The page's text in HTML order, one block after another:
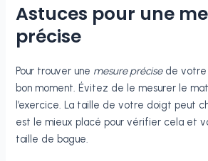
Astuces pour une
précise
Pour trouver une mesure précisede votre
bon moment. Évitez de le mesurer le
l’exercice. La taille de votre doigt peut
est le mieux placé pour vérifier cela et
taille de bague.